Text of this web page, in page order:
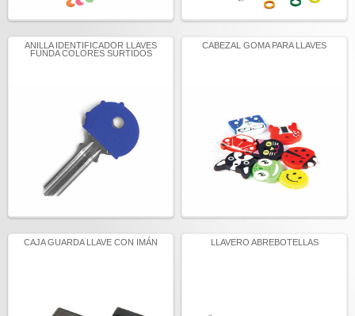
ANILLA IDENTIFICADOR LLAVES
FUNDA COLORES SURTIDOS
CABEZAL GOMA PARA LLAVES
CAJA GUARDA LLAVE CON IMÁN LLAVERO ABREBOTELLAS